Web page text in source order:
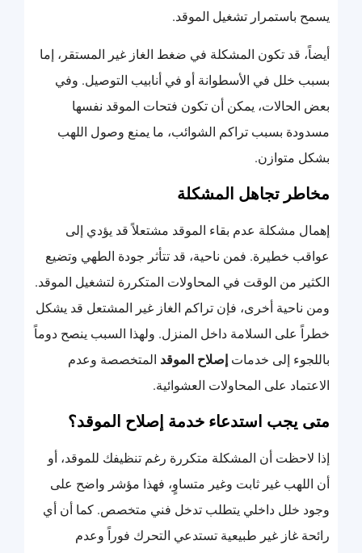
يسمح باستمرار تشغيل الموقد.
أيضاً، قد تكون المشكلة في ضغط الغاز غير المستقر، إما
بسبب خلل في الأسطوانة أو في أنابيب التوصيل. وفي
بعض الحالات، يمكن أن تكون فتحات الموقد نفسها
مسدودة بسبب تراكم الشوائب، ما يمنع وصول اللهب
بشكل متوازن.
مخاطر تجاهل المشكلة
إهمال مشكلة عدم بقاء الموقد مشتعلاً قد يؤدي إلى
عواقب خطيرة. فمن ناحية، قد تتأثر جودة الطهي وتضيع
الكثير من الوقت في المحاولات المتكررة لتشغيل الموقد.
ومن ناحية أخرى، فإن تراكم الغاز غير المشتعل قد يشكل
خطراً على السلامة داخل المنزل. ولهذا السبب ينصح دوماً
باللجوء إلى خدمات إصلاح الموقد المتخصصة وعدم
الاعتماد على المحاولات العشوائية.
متى يجب استدعاء خدمة إصلاح الموقد؟
إذا لاحظت أن المشكلة متكررة رغم تنظيفك للموقد، أو
أن اللهب غير ثابت وغير متساوٍ، فهذا مؤشر واضح على
وجود خلل داخلي يتطلب تدخل فني متخصص. كما أن أي
رائحة غاز غير طبيعية تستدعي التحرك فوراً وعدم